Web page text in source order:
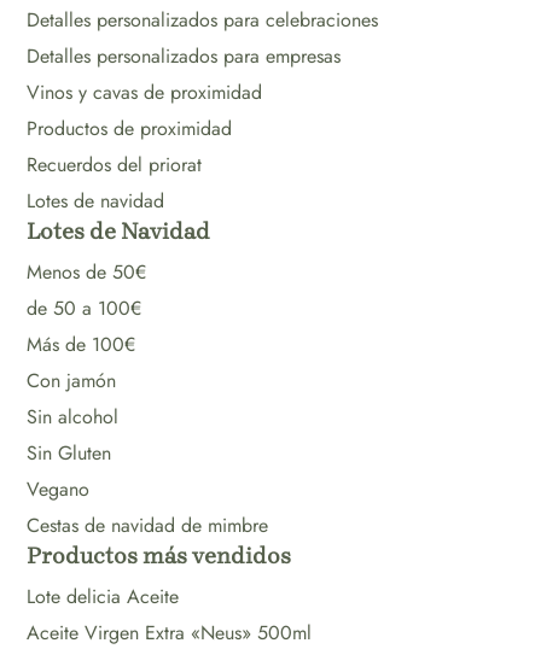
Detalles personalizados para celebraciones
Detalles personalizados para empresas
Vinos y cavas de proximidad
Productos de proximidad
Recuerdos del priorat
Lotes de navidad
Lotes de Navidad
Menos de 50€
de 50 a 100€
Más de 100€
Con jamón
Sin alcohol
Sin Gluten
Vegano
Cestas de navidad de mimbre
Productos más vendidos
Lote delicia Aceite
Aceite Virgen Extra «Neus» 500ml